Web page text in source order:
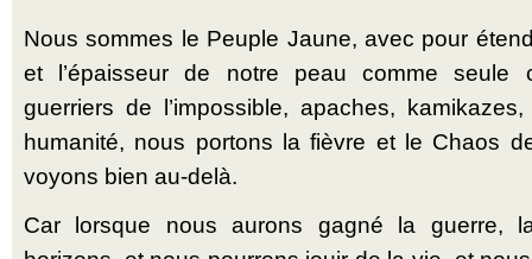
Nous sommes le Peuple Jaune, avec pour
et l’épaisseur de notre peau comme seule
guerriers de l’impossible, apaches,
humanité, nous portons la fièvre et le Chaos
voyons bien au-delà.
Car lorsque nous aurons gagné la guerre,